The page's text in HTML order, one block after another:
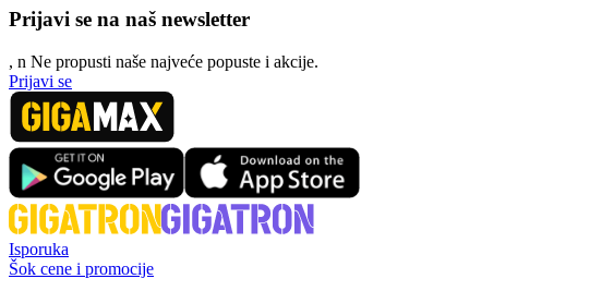
Prijavi se na naš newsletter
, n Ne propusti naše najveće popuste i akcije.
Prijavi se
Isporuka
Šok cene i promocije